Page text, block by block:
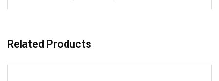
Related Products